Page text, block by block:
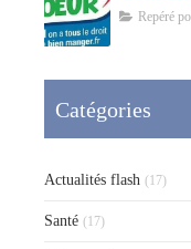
Repéré
Catégories
Actualités flash (17)
Santé (17)